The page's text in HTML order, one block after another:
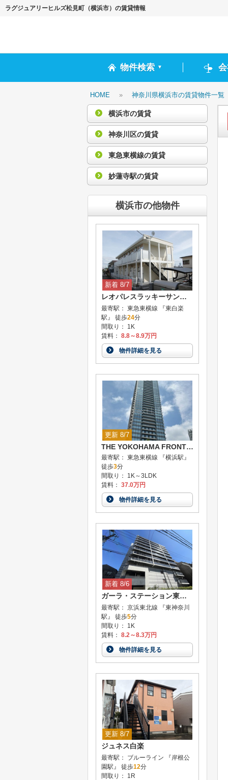
ラグジュアリーヒルズ松見町（横浜市）の賃貸情報
物件検索 ▼
HOME » 神奈川県横浜市の賃貸物件一覧
横浜市の賃貸
神奈川区の賃貸
東急東横線の賃貸
妙蓮寺駅の賃貸
横浜市の他物件
新着 8/7
レオパレスラッキーサン横浜
最寄駅： 東急東横線 『東白楽
駅』 徒歩24分
間取り： 1K
賃料： 8.8～8.9万円
物件詳細を見る
更新 8/7
THE YOKOHAMA FRONT TOWER
最寄駅： 東急東横線 『横浜駅』
徒歩3分
間取り： 1K～3LDK
賃料： 37.0万円
物件詳細を見る
新着 8/6
ガーラ・ステーション東神奈川
最寄駅： 京浜東北線 『東神奈川
駅』 徒歩5分
間取り： 1K
賃料： 8.2～8.3万円
物件詳細を見る
更新 8/7
ジュネス白楽
最寄駅： ブルーライン 『岸根公
園駅』 徒歩12分
間取り： 1R